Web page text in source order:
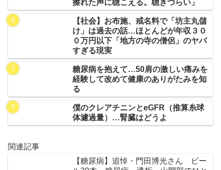
擦れた声に聴こえる。聴きづらい」
【社会】お布施、戒名料で「坊主丸儲
け」は過去の話…ほとんどが年収３０
０万円以下「地方の寺の僧侶」のヤバ
すぎる現実
糖尿病を抱えて…50肩の激しい痛みを
経験して改めて健康のありがたみを知
る
僕のクレアチニンとeGFR（推算糸球
体濾過量）…腎臓はどうよ
関連記事
【糖尿病】追悼・門田博光さん ビー